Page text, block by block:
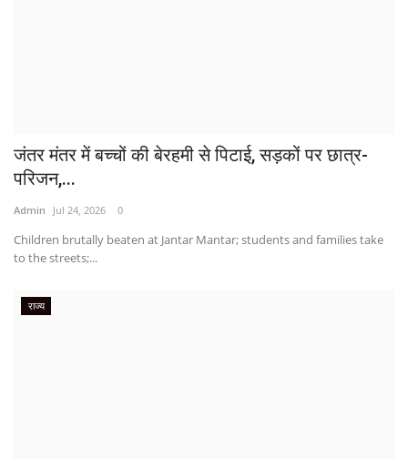
जंतर मंतर में बच्चों की बेरहमी से पिटाई, सड़कों पर छात्र-
परिजन,...
Admin Jul 24, 2026 0
Children brutally beaten at Jantar Mantar; students and families take
to the streets;...
राज्य